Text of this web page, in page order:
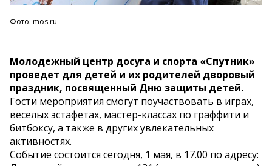
Фото: mos.ru
Молодежный центр досуга и спорта «Спутник»
проведет для детей и их родителей дворовый
праздник, посвященный Дню защиты детей.
Гости мероприятия смогут поучаствовать в играх,
веселых эстафетах, мастер-классах по граффити и
битбоксу, а также в других увлекательных
активностях.
Событие состоится сегодня, 1 мая, в 17.00 по адресу: